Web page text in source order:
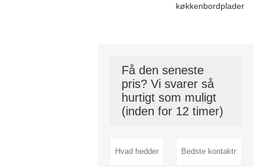
køkkenbordplader
Få den seneste
pris? Vi svarer så
hurtigt som muligt
(inden for 12 timer)